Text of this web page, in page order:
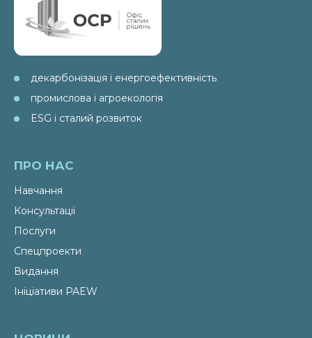
декарбонізація і енергоефективність
промислова і агроекологія
ESG і сталий розвиток
ПРО НАС
Навчання
Консультації
Послуги
Спецпроекти
Видання
Ініціативи PAEW